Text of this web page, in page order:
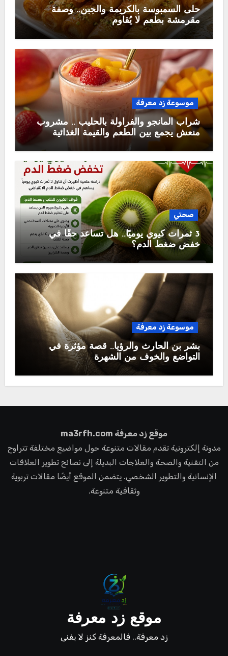
حلى السمبوسة بالكريمة والجبن.. وصفة
مقرمشة بطعم لا يُقاوم
موسوعة زد معرفة
شراب المانجو والفراولة بالحليب .. مشروب
منعش يجمع بين الطعم والقيمة الغذائية
صحتي
3 ثمرات كيوي يوميًا.. هل تساعد حقًا في
خفض ضغط الدم؟
موسوعة زد معرفة
بشر بن الحارث والرؤيا.. قصة مؤثرة في
التواضع والخوف من الشهرة
موقع زد معرفة ma3rfh.com
مدونة إلكترونية تقدم مقالات متنوعة حول مواضيع مختلفة تتراوح
من التقنية والصحة والعلاجات البديلة إلى نصائح تطوير العلاقات
الإنسانية والتطوير الشخصي. يتضمن الموقع أيضًا مقالات تربوية
وثقافية متنوعة.
موقع زد معرفة
زد معرفة.. فالمعرفة كنز لا يفنى